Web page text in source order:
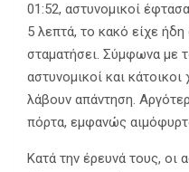
01:52, αστυνομικοί
5 λεπτά, το κακό είχε
σταματήσει. Σύμφωνα με
αστυνομικοί και
λάβουν απάντηση.
πόρτα, εμφανώς
Κατά την έρευνά τους, οι